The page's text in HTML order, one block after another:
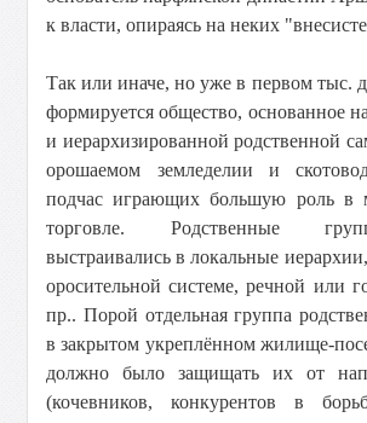
к власти, опираясь на неких
Так или иначе, но уже в первом тыс.
формируется общество, основанное
и иерархизированной родственной
орошаемом земледелии и
подчас играющих большую роль в
торговле. Родственные
выстраивались в локальные
оросительной системе, речной или
пр.. Порой отдельная группа
в закрытом укреплённом жилище-
должно было защищать их от
(кочевников, конкурентов в